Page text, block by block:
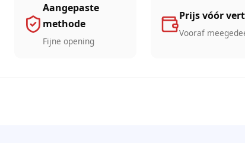
Aangepaste
methode
Fijne opening
Prijs vóór
Vooraf